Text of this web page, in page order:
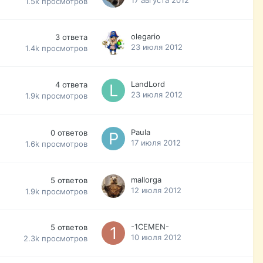
3 ответа
1.4k просмотров
olegario
23 июля 2012
4 ответа
1.9k просмотров
LandLord
23 июля 2012
0 ответов
1.6k просмотров
Paula
17 июля 2012
5 ответов
1.9k просмотров
mallorga
12 июля 2012
5 ответов
2.3k просмотров
-1CEMEN-
10 июля 2012